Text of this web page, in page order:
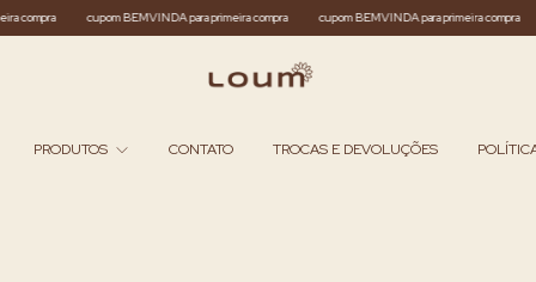
compra cupom BEMVINDA para primeira compra cupom BEMVINDA para primeira compra
PRODUTOS CONTATO TROCAS E DEVOLUÇÕES